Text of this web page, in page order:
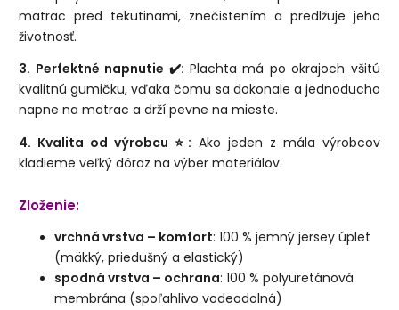
matrac pred tekutinami, znečistením a predlžuje jeho
životnosť.
3. Perfektné napnutie ✔️: Plachta má po okrajoch všitú
kvalitnú gumičku, vďaka čomu sa dokonale a jednoducho
napne na matrac a drží pevne na mieste.
4. Kvalita od výrobcu ⭐: Ako jeden z mála výrobcov
kladieme veľký dôraz na výber materiálov.
Zloženie:
vrchná vrstva – komfort: 100 % jemný jersey úplet
(mäkký, priedušný a elastický)
spodná vrstva – ochrana: 100 % polyuretánová
membrána (spoľahlivo vodeodolná)